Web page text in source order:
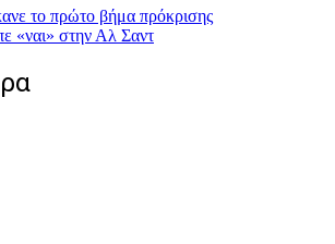
το πρώτο βήμα πρόκρισης
«ναι» στην Αλ Σαντ